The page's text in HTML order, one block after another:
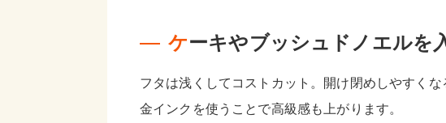
ケーキやブッシュドノエル
フタは浅くしてコストカット。開け閉めしやすくな
金インクを使うことで高級感も上がります。